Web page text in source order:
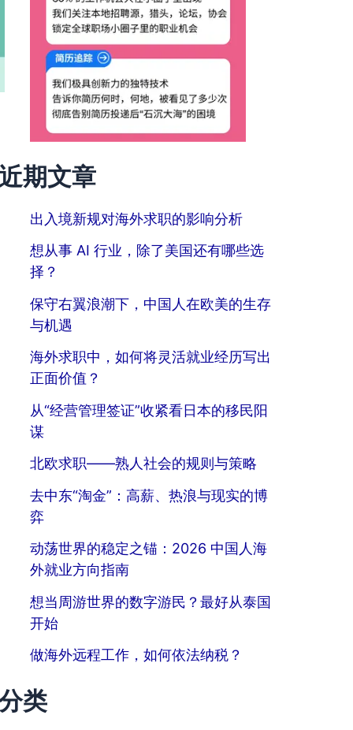
期文章
出入境新规对海外求职的影响分析
想从事 AI 行业，除了美国还有哪些选
择？
保守右翼浪潮下，中国人在欧美的生存
与机遇
海外求职中，如何将灵活就业经历写出
正面价值？
从“经营管理签证”收紧看日本的移民阳
谋
北欧求职——熟人社会的规则与策略
去中东“淘金”：高薪、热浪与现实的博
弈
动荡世界的稳定之锚：2026 中国人海
外就业方向指南
想当周游世界的数字游民？最好从泰国
开始
做海外远程工作，如何依法纳税？
类